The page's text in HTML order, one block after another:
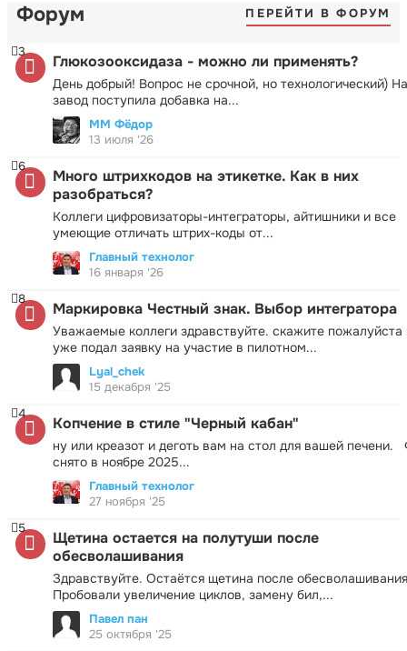
Форум ПЕРЕЙТИ В ФОРУМ
Глюкозооксидаза - можно ли применять?
День добрый! Вопрос не срочной, но технологический) На
завод поступила добавка на...
3
ММ Фёдор
13 июля '26
Много штрихкодов на этикетке. Как в них
разобраться?
Коллеги цифровизаторы-интеграторы, айтишники и все
умеющие отличать штрих-коды от...
6
Главный технолог
16 января '26
Маркировка Честный знак. Выбор интегратора
Уважаемые коллеги здравствуйте. скажите пожалуйста
уже подал заявку на участие в пилотном...
8
Lyal_chek
15 декабря '25
Копчение в стиле "Черный кабан"
ну или креазот и деготь вам на стол для вашей печени.
снято в ноябре 2025...
4
Главный технолог
27 ноября '25
Щетина остается на полутуши после
обесволашивания
Здравствуйте. Остаётся щетина после
Пробовали увеличение циклов, замену бил,...
5
Павел пан
25 октября '25